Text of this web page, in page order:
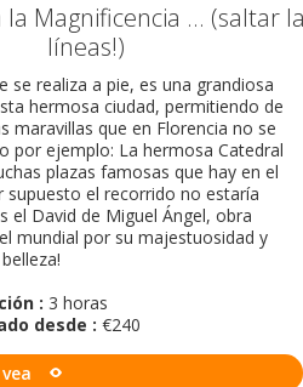
Magnificencia ... (saltar
líneas!)
se realiza a pie, es una grandiosa
hermosa ciudad, permitiendo de
maravillas que en Florencia no se
por ejemplo: La hermosa Catedral
plazas famosas que hay en el
supuesto el recorrido no estaría
el David de Miguel Ángel, obra
mundial por su majestuosidad y
belleza!
: 3 horas
desde : €240
vea